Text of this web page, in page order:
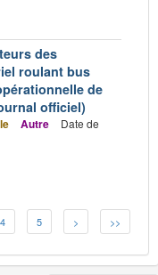
des
roulant bus
de
officiel)
Autre
Date de
4 5 > >>